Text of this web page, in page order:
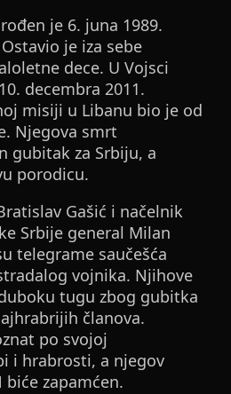
je 6. juna 1989.
je iza sebe
dece. U Vojsci
decembra 2011.
misiji u Libanu bio je od
Njegova smrt
gubitak za Srbiju, a
porodicu.
Gašić i načelnik
Srbije general Milan
telegrame saučešća
vojnika. Njihove
tugu zbog gubitka
članova.
po svojoj
i hrabrosti, a njegov
zapamćen.